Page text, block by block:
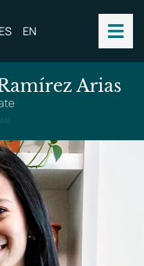
ES EN
Arias